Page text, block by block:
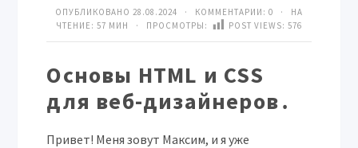
ОПУБЛИКОВАНО 28.08.2024 · КОММЕНТАРИИ: 0 · НА
ЧТЕНИЕ: 57 МИН · ПРОСМОТРЫ:
POST VIEWS: 576
Основы HTML и CSS
для веб-дизайнеров․
Привет! Меня зовут Максим, и я уже